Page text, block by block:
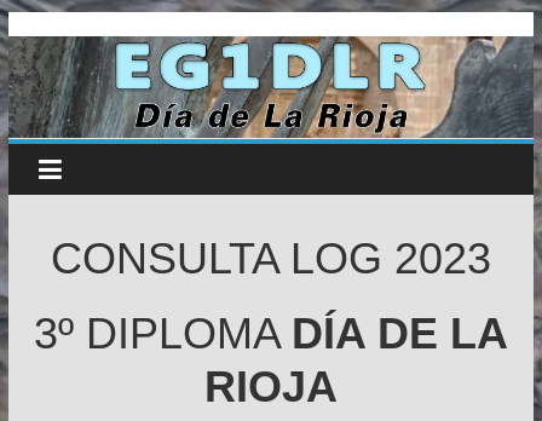
Saltar
al
contenido
Día
de
la
Rioja
–
EG1DLR
CONSULTA LOG 2023
3º DIPLOMA DÍA DE LA
RIOJA